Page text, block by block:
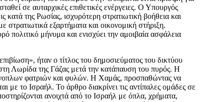
σε αυταρχικές επιθετικές ενέργειες. Ο Υπουργός
κατά της Ρωσίας, ισχυρότερη στρατιωτική βοήθεια και
εξαρτήματα και οικονομική στήριξη.
μήνυμα και ενισχύει την αμοιβαία ασφάλεια
ήταν ο τίτλος του δημοσιεύματος του δικτύου
Λωρίδα της Γάζας μετά την κατάπαυση του πυρός. Η
φατριών και φυλών. Η Χαμάς, προσπαθώντας να
με το Ισραήλ. Το άρθρο διακρίνει τις αντίπαλες ομάδες σε
ανοιχτά από το Ισραήλ με όπλα, χρήματα,